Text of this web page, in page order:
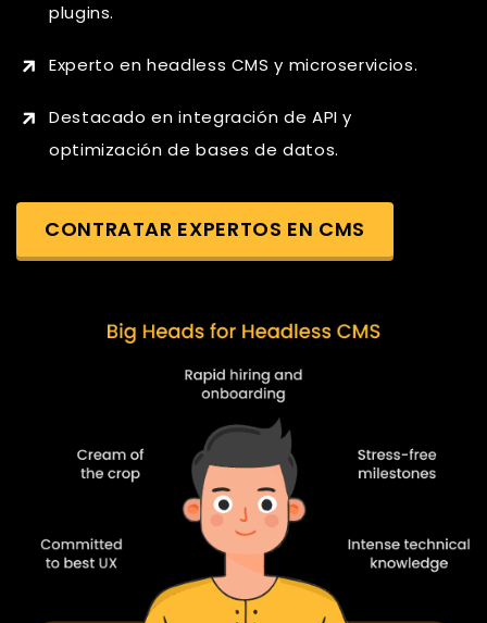
plugins.
Experto en headless CMS y microservicios.
Destacado en integración de API y
optimización de bases de datos.
CONTRATAR EXPERTOS EN CMS